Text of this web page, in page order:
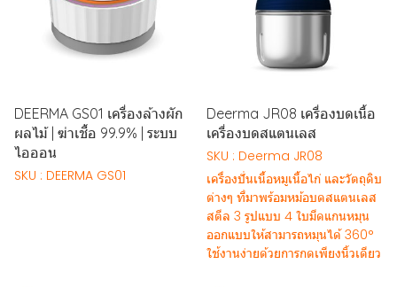
DEERMA GS01 เครื่องล้างผัก
ผลไม้ | ฆ่าเชื้อ 99.9% | ระบบ
ไอออน
SKU : DEERMA GS01
Deerma JR08 เครื่องบดเนื้อ
เครื่องบดสแตนเลส
SKU : Deerma JR08
เครื่องปั่นเนื้อหมูเนื้อไก่ และวัตถุดิบ
ต่างๆ ที่มาพร้อมหม้อบดสแตนเลส
สตีล 3 รูปแบบ 4 ใบมีดแกนหมุน
ออกแบบให้สามารถหมุนได้ 360°
ใช้งานง่ายด้วยการกดเพียงนิ้วเดียว